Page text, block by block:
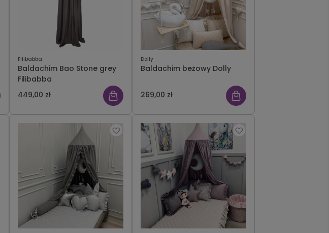
Filibabba
Baldachim Bao Stone grey
Filibabba
449,00 zł
Dolly
Baldachim beżowy Dolly
269,00 zł